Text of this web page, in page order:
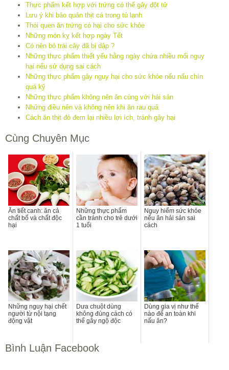
Thực phẩm kết hợp với trứng có thể gây đột tử
Lưu ý khi bảo quản thịt cá trong tủ lạnh
Thói quen ăn trứng có hại cho sức khỏe
Những món kỵ kết hợp ngày Tết
Có nên bỏ trái cây đã bị dập ?
Những thực phẩm thiết yếu hằng ngày chứa nhiều mối nguy
hại nếu sử dụng sai cách
Những thực phẩm gây nguy hại cho sức khỏe nếu nấu chín
quá kỹ
Những thực phẩm không nên ăn cùng với hải sản
Những điều nên và không nên khi ăn rau quả
Cách ăn thịt đỏ đem lại nhiều lợi ích, tránh gây hại
Cùng Chuyên Mục
Ăn tiết canh: ăn cả
chất bổ và chất độc
hại
Những thực phẩm
cần tránh cho trẻ dưới
1 tuổi
Nguy hiểm sức khỏe
nếu ăn hải sản sai
cách
Những nguy hại chết
người từ nội tạng
động vật
Dưa chuột dùng
không đúng cách có
thể gây ngộ độc
Dùng gia vị như thế
nào để an toàn khi
nấu ăn?
Bình Luận Facebook